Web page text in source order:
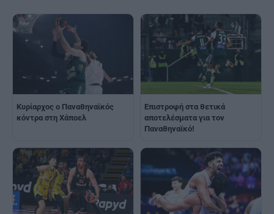
Κυρίαρχος ο Παναθηναϊκός
κόντρα στη Χάποελ
Επιστροφή στα θετικά
αποτελέσματα για τον
Παναθηναϊκό!